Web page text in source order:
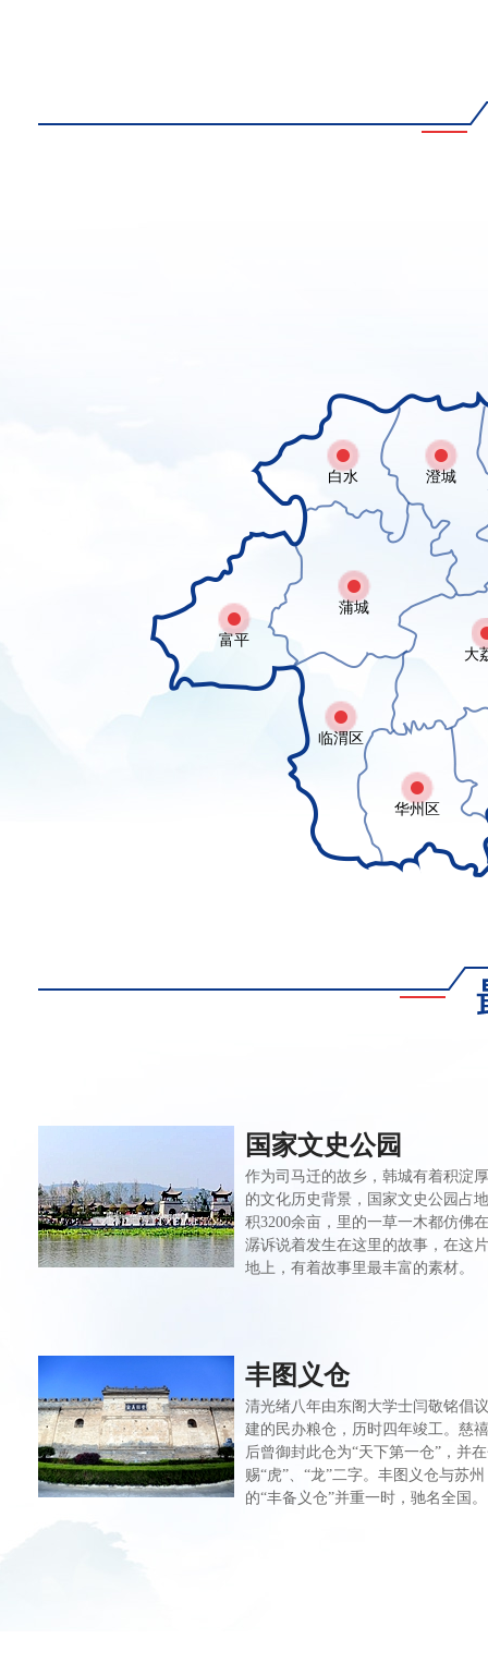
澄城
蒲城
大
华州区
白水
富平
临渭区
国家文史公园
作为司马迁的故乡，韩城有着积淀
的文化历史背景，国家文史公园占
积3200余亩，里的一草一木都仿佛
潺诉说着发生在这里的故事，在这
地上，有着故事里最丰富的素材。
丰图义仓
清光绪八年由东阁大学士闫敬铭倡
建的民办粮仓，历时四年竣工。慈
后曾御封此仓为“天下第一仓”，并
赐“虎”、“龙”二字。丰图义仓与苏州
的“丰备义仓”并重一时，驰名全国。